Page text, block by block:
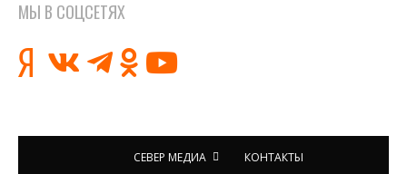
МЫ В СОЦСЕТЯХ
СЕВЕР МЕДИА КОНТАКТЫ